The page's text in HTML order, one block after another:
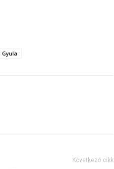
Gyula
Következő cikk